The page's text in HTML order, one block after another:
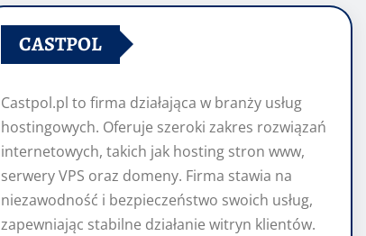
CASTPOL
Castpol.pl to firma działająca w branży usług
hostingowych. Oferuje szeroki zakres rozwiązań
internetowych, takich jak hosting stron www,
serwery VPS oraz domeny. Firma stawia na
niezawodność i bezpieczeństwo swoich usług,
zapewniając stabilne działanie witryn klientów.